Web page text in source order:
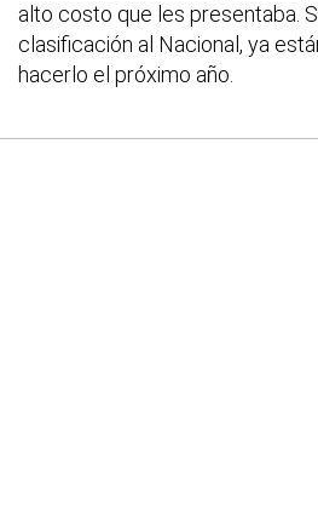
alto costo que les presentaba.
clasificación al Nacional, ya
hacerlo el próximo año.